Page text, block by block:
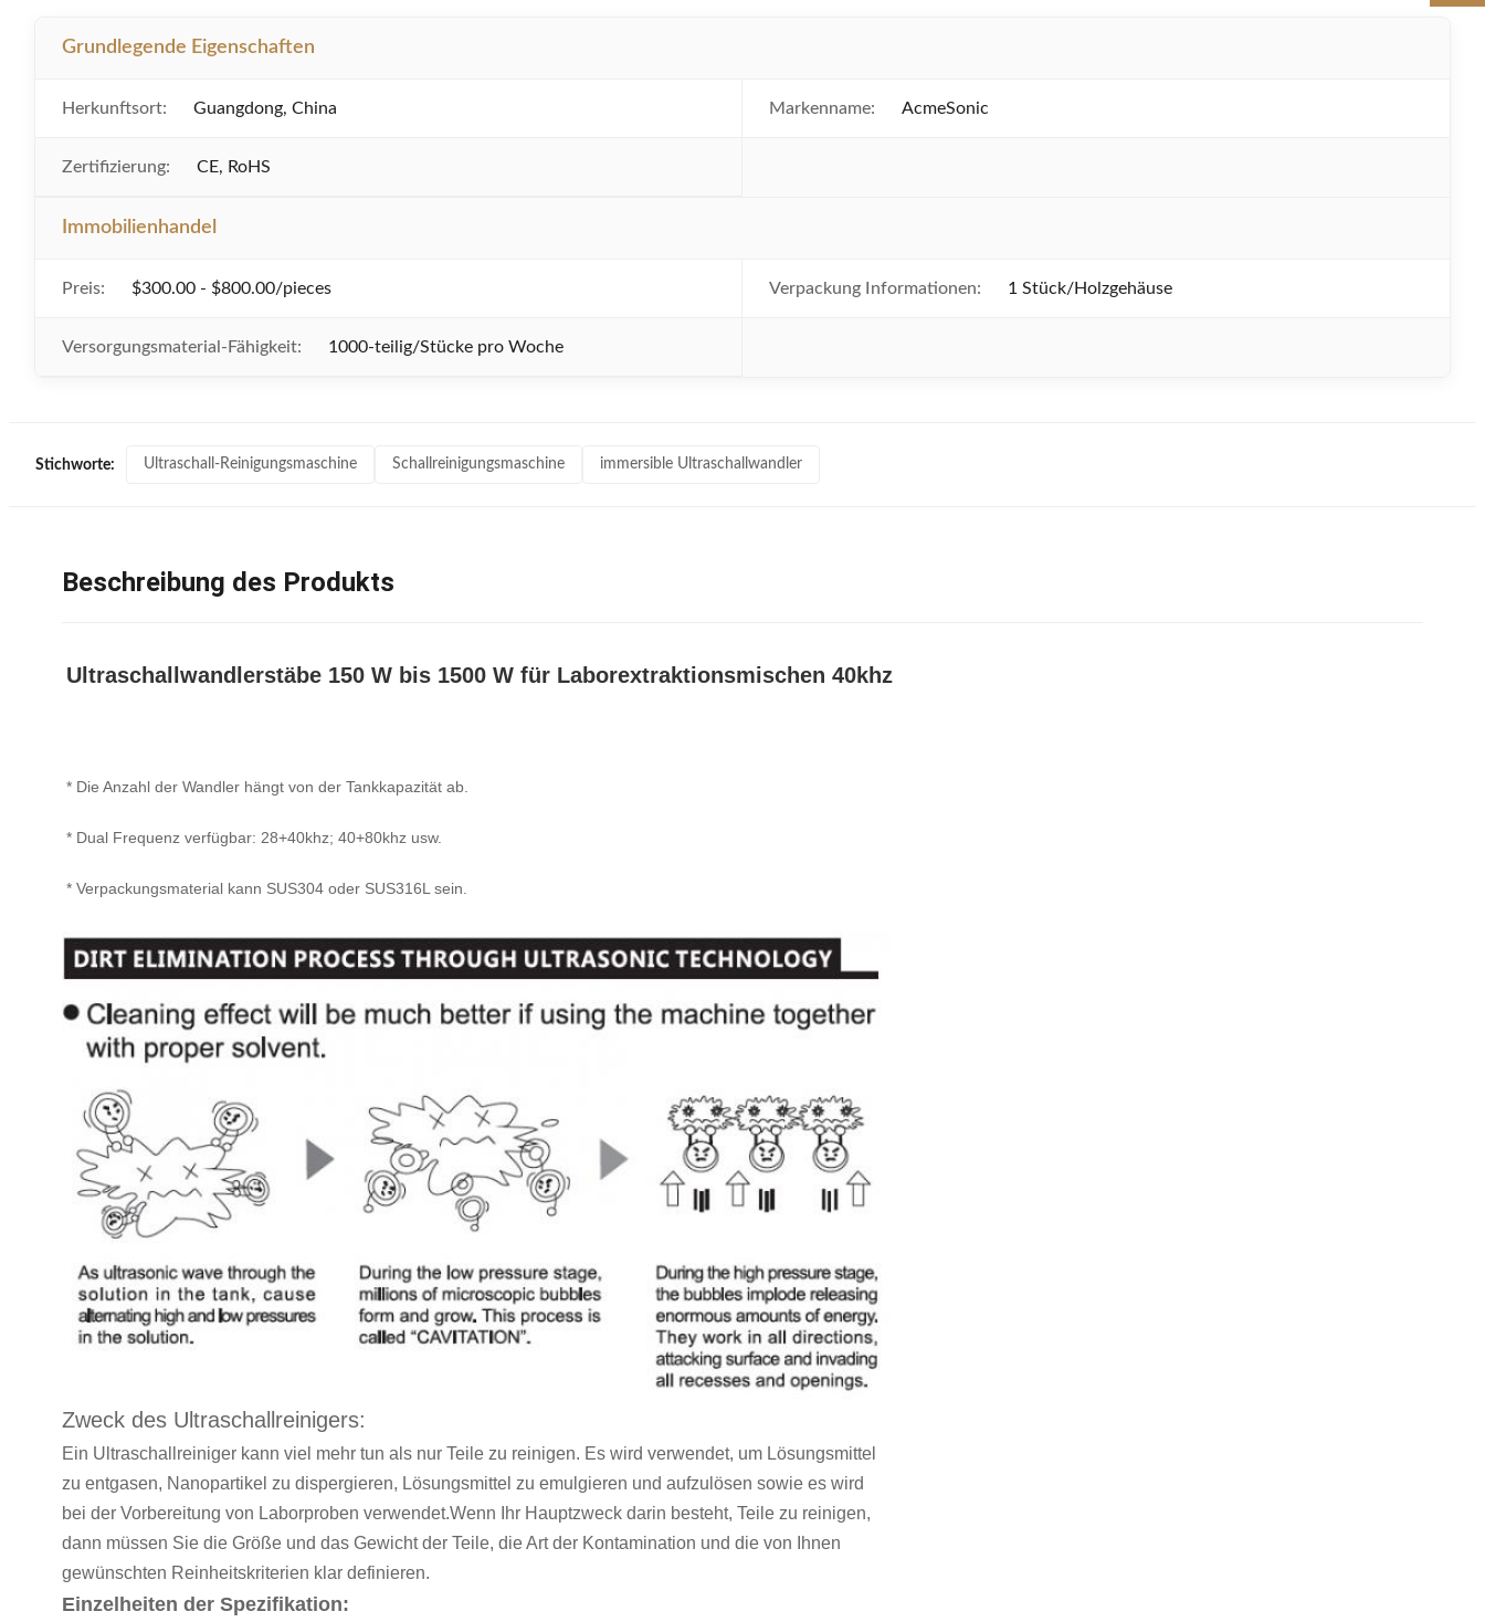
Grundlegende Eigenschaften
Herkunftsort: Guangdong, China Markenname: AcmeSonic
Zertifizierung: CE, RoHS
Immobilienhandel
Preis: $300.00 - $800.00/pieces Verpackung Informationen: 1 Stück/Holzgehäuse
Versorgungsmaterial-Fähigkeit: 1000-teilig/Stücke pro Woche
Stichworte: Ultraschall-Reinigungsmaschine Schallreinigungsmaschine immersible Ultraschallwandler
Beschreibung des Produkts
Ultraschallwandlerstäbe 150 W bis 1500 W für Laborextraktionsmischen 40khz
* Die Anzahl der Wandler hängt von der Tankkapazität ab.
* Dual Frequenz verfügbar: 28+40khz; 40+80khz usw.
* Verpackungsmaterial kann SUS304 oder SUS316L sein.
Zweck des Ultraschallreinigers:
Ein Ultraschallreiniger kann viel mehr tun als nur Teile zu reinigen. Es wird verwendet, um Lösungsmittel
zu entgasen, Nanopartikel zu dispergieren, Lösungsmittel zu emulgieren und aufzulösen sowie es wird
bei der Vorbereitung von Laborproben verwendet.Wenn Ihr Hauptzweck darin besteht, Teile zu reinigen,
dann müssen Sie die Größe und das Gewicht der Teile, die Art der Kontamination und die von Ihnen
gewünschten Reinheitskriterien klar definieren.
Einzelheiten der Spezifikation: